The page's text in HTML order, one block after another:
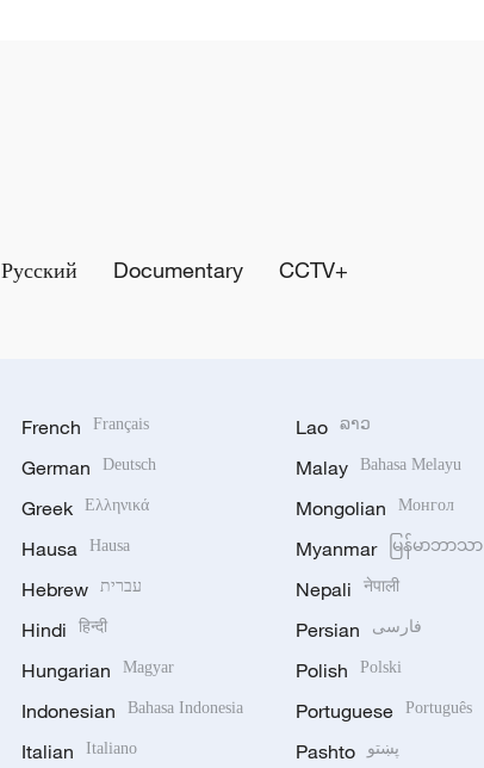
Русский Documentary CCTV+
French Français
German Deutsch
Greek Ελληνικά
Hausa Hausa
Hebrew עברית
Hindi हिन्दी
Hungarian Magyar
Indonesian Bahasa Indonesia
Italian Italiano
Lao ລາວ
Malay Bahasa Melayu
Mongolian Монгол
Myanmar မြန်မာဘာသာ
Nepali नेपाली
Persian فارسی
Polish Polski
Portuguese Português
Pashto پښتو